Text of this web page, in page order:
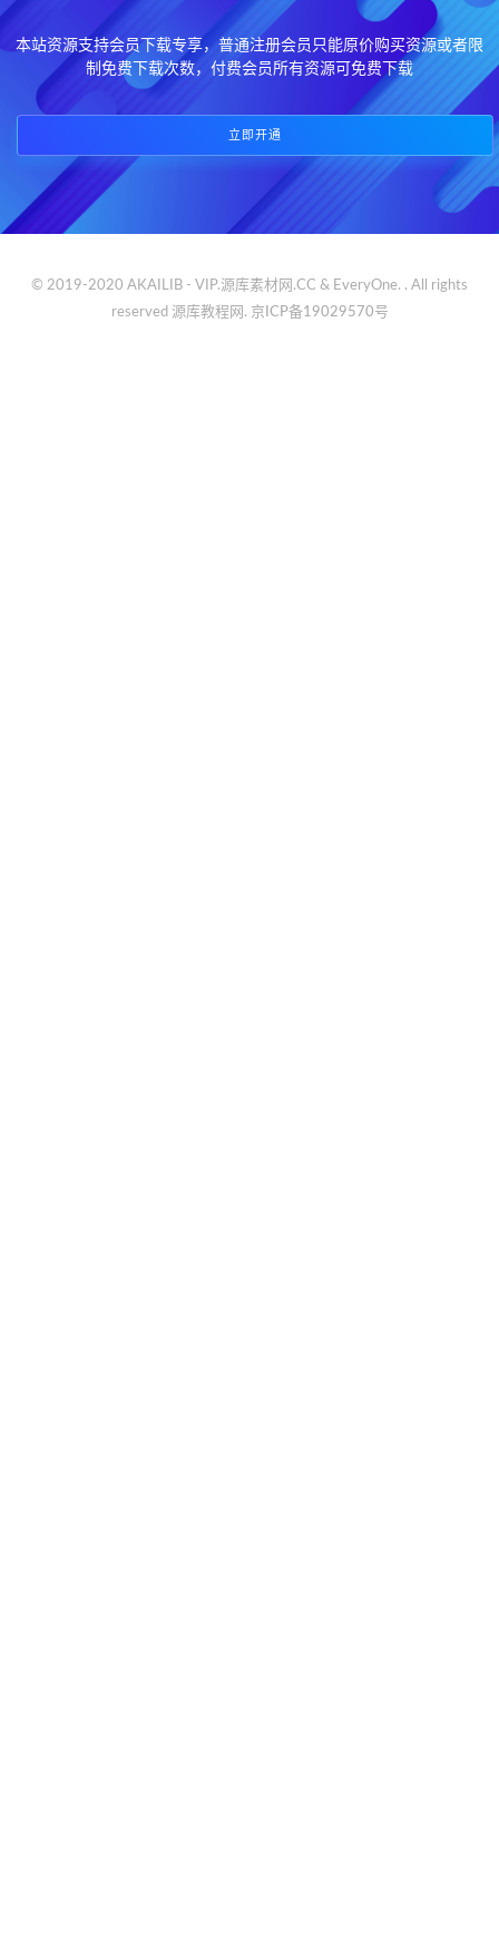
本站资源支持会员下载专享，普通注册会员只能原价购买资源或者限
制免费下载次数，付费会员所有资源可免费下载
立即开通
© 2019-2020 AKAILIB - VIP.源库素材网.CC & EveryOne. . All rights
reserved 源库教程网. 京ICP备19029570号